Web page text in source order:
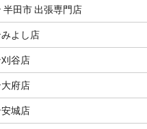
半田市 出張専門店
よし店
谷店
府店
城店